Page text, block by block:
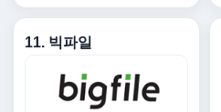
11. 빅파일